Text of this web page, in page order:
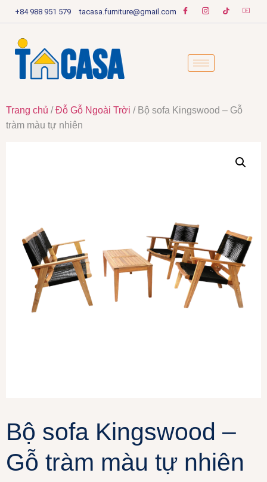
+84 988 951 579 tacasa.furniture@gmail.com
Trang chủ /Đỗ Gỗ Ngoài Trời / Bộ sofa Kingswood – Gỗ
tràm màu tự nhiên
Bộ sofa Kingswood –
Gỗ tràm màu tự nhiên